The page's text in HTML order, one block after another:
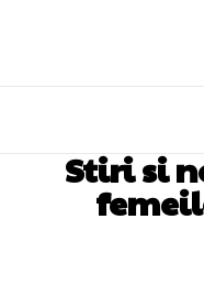
Stiri si